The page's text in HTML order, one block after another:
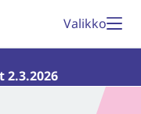
Valikko